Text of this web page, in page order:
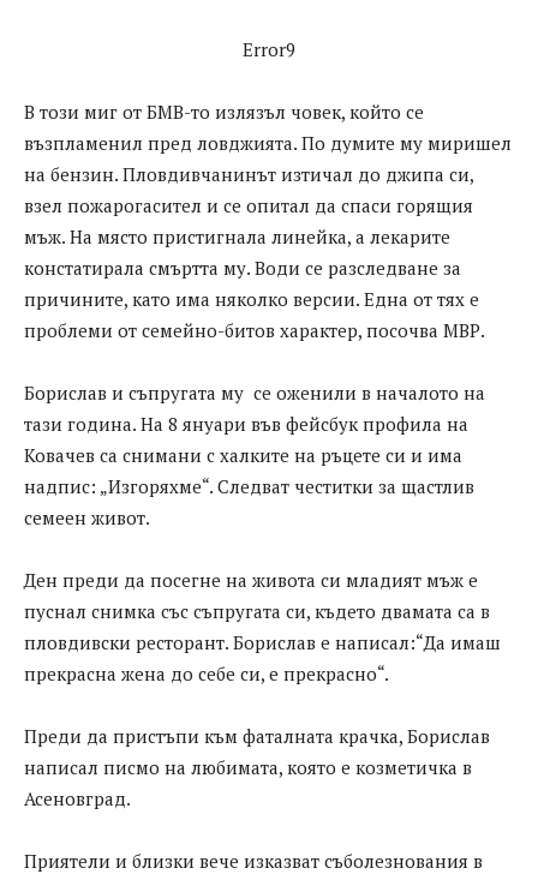
Error9
В този миг от БМВ-то излязъл човек, който се
възпламенил пред ловджията. По думите му миришел
на бензин. Пловдивчанинът изтичал до джипа си,
взел пожарогасител и се опитал да спаси горящия
мъж. На място пристигнала линейка, а лекарите
констатирала смъртта му. Води се разследване за
причините, като има няколко версии. Една от тях е
проблеми от семейно-битов характер, посочва МВР.
Борислав и съпругата му се оженили в началото на
тази година. На 8 януари във фейсбук профила на
Ковачев са снимани с халките на ръцете си и има
надпис: „Изгоряхме“. Следват честитки за щастлив
семеен живот.
Ден преди да посегне на живота си младият мъж е
пуснал снимка със съпругата си, където двамата са в
пловдивски ресторант. Борислав е написал:“Да имаш
прекрасна жена до себе си, е прекрасно“.
Преди да пристъпи към фаталната крачка, Борислав
написал писмо на любимата, която е козметичка в
Асеновград.
Приятели и близки вече изказват съболезнования в